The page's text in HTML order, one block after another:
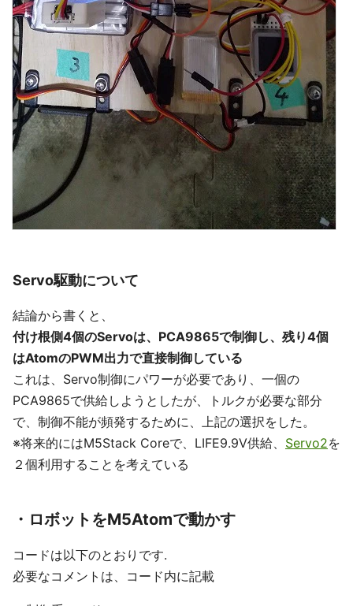
Servo駆動について
結論から書くと、
付け根側4個のServoは、PCA9865で制御し、残り4個
はAtomのPWM出力で直接制御している
これは、Servo制御にパワーが必要であり、一個の
PCA9865で供給しようとしたが、トルクが必要な部分
で、制御不能が頻発するために、上記の選択をした。
※将来的にはM5Stack Coreで、LIFE9.9V供給、 Servo2を
２個利用することを考えている
・ロボットをM5Atomで動かす
コードは以下のとおりです.
必要なコメントは、コード内に記載